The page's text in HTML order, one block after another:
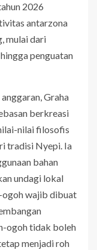
2026
antarzona
mulai dari
penguatan
Graha
berkreasi
nilai filosofis
tradisi Nyepi. Ia
bahan
undagi lokal
ogoh wajib dibuat
ogoh tidak boleh
menjadi roh